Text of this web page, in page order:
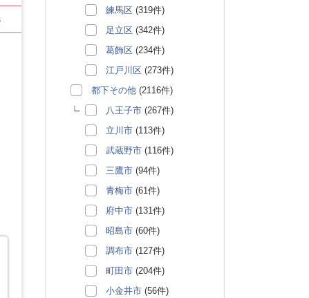
練馬区 (319件)
足立区 (342件)
葛飾区 (234件)
江戸川区 (273件)
都下その他 (2116件)
八王子市 (267件)
立川市 (113件)
武蔵野市 (116件)
三鷹市 (94件)
青梅市 (61件)
府中市 (131件)
昭島市 (60件)
調布市 (127件)
町田市 (204件)
小金井市 (56件)